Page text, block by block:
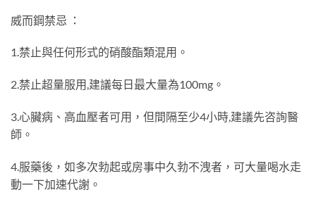
威而鋼禁忌 ：
1.禁止與任何形式的硝酸酯類混用。
2.禁止超量服用,建議每日最大量為100mg。
3.心臟病、高血壓者可用，但間隔至少4小時,建議先咨詢醫
師。
4.服藥後，如多次勃起或房事中久勃不洩者，可大量喝水走
動一下加速代謝。